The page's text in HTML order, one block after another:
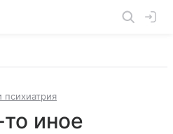
психиатрия
иное